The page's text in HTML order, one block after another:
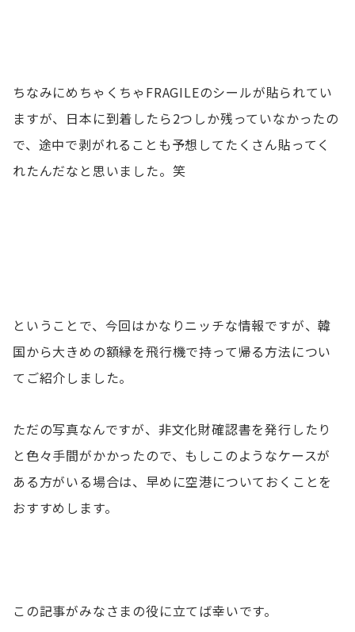
ちなみにめちゃくちゃFRAGILEのシールが貼られてい
ますが、日本に到着したら2つしか残っていなかったの
で、途中で剥がれることも予想してたくさん貼ってく
れたんだなと思いました。笑
ということで、今回はかなりニッチな情報ですが、韓
国から大きめの額縁を飛行機で持って帰る方法につい
てご紹介しました。
ただの写真なんですが、非文化財確認書を発行したり
と色々手間がかかったので、もしこのようなケースが
ある方がいる場合は、早めに空港についておくことを
おすすめします。
この記事がみなさまの役に立てば幸いです。